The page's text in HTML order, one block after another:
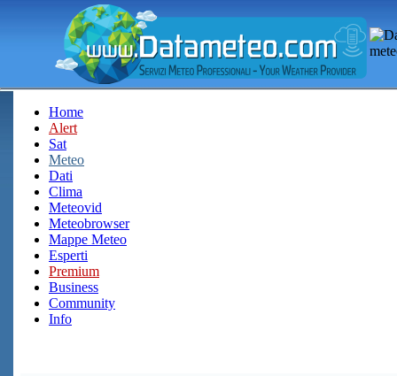
Home
Alert
Sat
Meteo
Dati
Clima
Meteovid
Meteobrowser
Mappe Meteo
Esperti
Premium
Business
Community
Info